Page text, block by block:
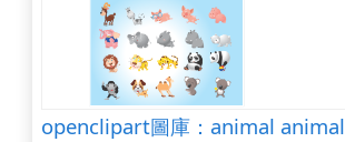
openclipart圖庫：animal animal